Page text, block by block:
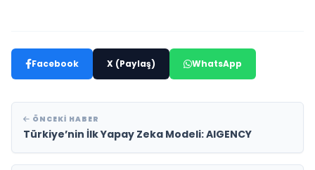
Facebook X (Paylaş) WhatsApp
ÖNCEKI HABER
Türkiye’nin İlk Yapay Zeka Modeli: AIGENCY